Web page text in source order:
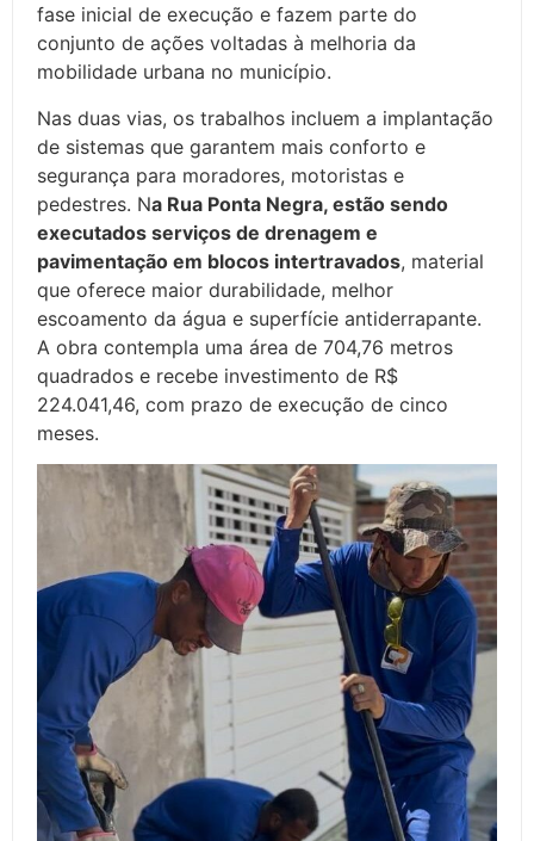
fase inicial de execução e fazem parte do
conjunto de ações voltadas à melhoria da
mobilidade urbana no município.
Nas duas vias, os trabalhos incluem a implantação
de sistemas que garantem mais conforto e
segurança para moradores, motoristas e
pedestres. Na Rua Ponta Negra, estão sendo
executados serviços de drenagem e
pavimentação em blocos intertravados, material
que oferece maior durabilidade, melhor
escoamento da água e superfície antiderrapante.
A obra contempla uma área de 704,76 metros
quadrados e recebe investimento de R$
224.041,46, com prazo de execução de cinco
meses.